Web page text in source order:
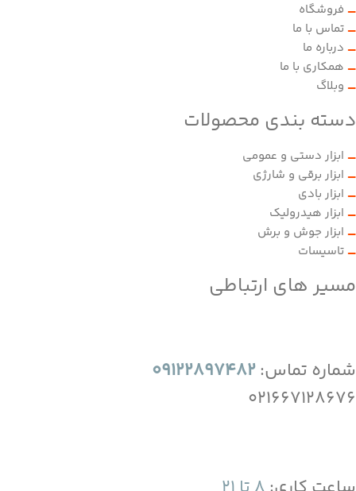
فروشگاه
تماس با ما
درباره ما
همکاری با ما
وبلاگ
دسته بندی محصولات
ابزار دستی و عمومی
ابزار برقی و شارژی
ابزار بادی
ابزار هیدرولیک
ابزار جوش و برش
تاسیسات
مسیر های ارتباطی
شماره تماس:09122897482
021667128676